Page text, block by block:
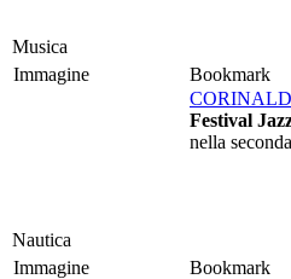
Musica
Immagine
Bookmark
Festival
nella
Nautica
Immagine
Bookmark